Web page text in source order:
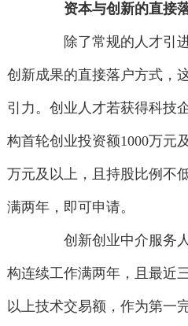
资本与创新的直接
除了常规的人才引进
创新成果的直接落户方式，
引力。创业人才若获得科技
构首轮创业投资额1000万元
万元及以上，且持股比例不
满两年，即可申请。
创新创业中介服务人
构连续工作满两年，且最近
以上技术交易额，作为第一